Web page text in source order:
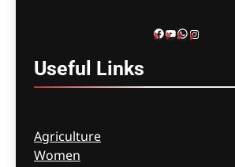
Facebook
YouTube
WhatsApp
Instagram
Useful Links
Agriculture
Women